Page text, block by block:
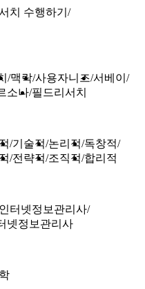
치 수행하기
맥락 사용자니즈 서베이
소나 필드리서치
기술적 논리적 독창적
전략적 조직적 합리적
터넷정보관리사
넷정보관리사